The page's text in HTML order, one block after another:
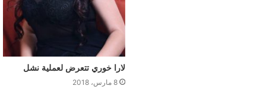
لارا خوري تتعرض لعملية نشل
8 مارس، 2018